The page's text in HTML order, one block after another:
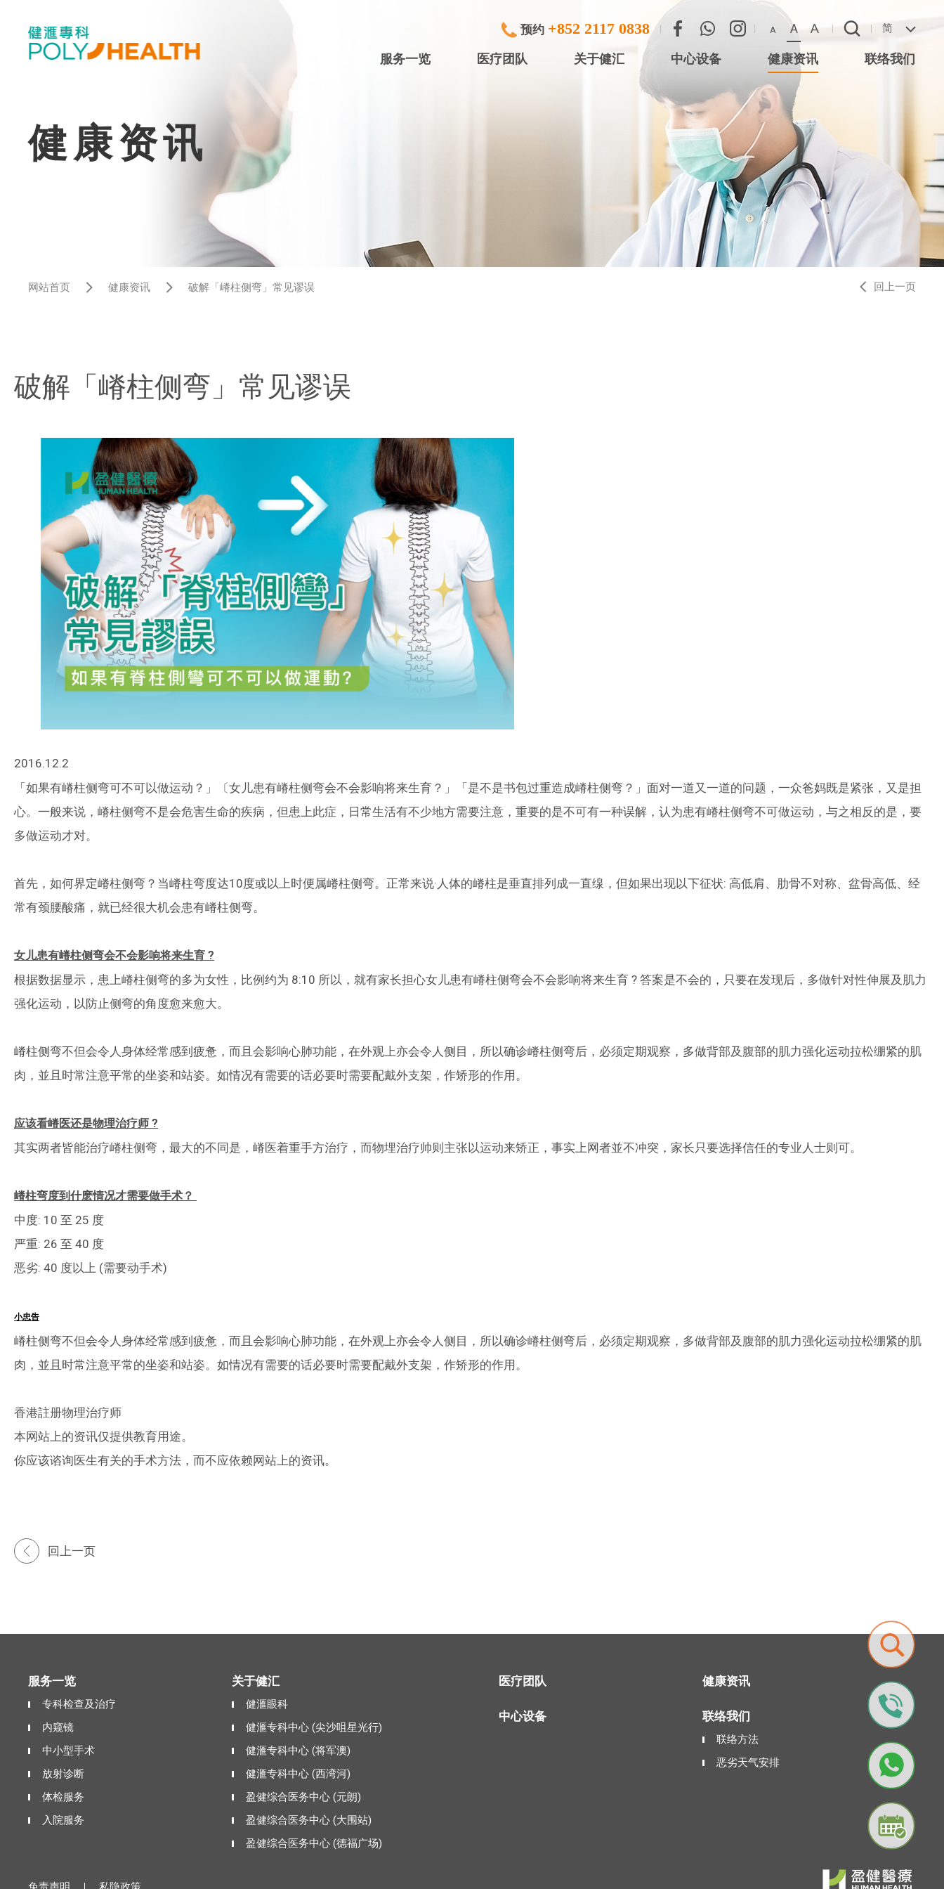
预约 +852 2117 0838 A A A 简
服务一览
入院服务
医疗团队 关于健汇
健滙专科中心 (尖沙咀星光
健滙专科中心 (将军澳)
健滙专科中心 (西湾河)
盈健综合医务中心 (元朗)
中心设备 健康资讯 联络我们
联络方法
恶劣天气安排
健康资讯
网站首页 健康资讯 破解「嵴柱侧弯」常见谬误 回上一页
破解「嵴柱侧弯」常见谬误
2016.12.2
「如果有嵴柱侧弯可不可以做运动？」〔女儿患有嵴柱侧弯会不会影响将来生育？」「是不是书包过重造成嵴柱侧弯？」面对一道又一道的问题，一众爸妈既是紧张，又是担
心。一般来说，嵴柱侧弯不是会危害生命的疾病，但患上此症，日常生活有不少地方需要注意，重要的是不可有一种误解，认为患有嵴柱侧弯不可做运动，与之相反的是，要
多做运动才对。
首先，如何界定嵴柱侧弯？当嵴柱弯度达10度或以上时便属嵴柱侧弯。正常来说·人体的嵴柱是垂直排列成一直缐，但如果出现以下征状: 高低肩、肋骨不对称、盆骨高低、经
常有颈腰酸痛，就已经很大机会患有嵴柱侧弯。
女儿患有嵴柱侧弯会不会影响将来生育 ?
根据数据显示，患上嵴柱侧弯的多为女性，比例约为 8:10 所以，就有家长担心女儿患有嵴柱侧弯会不会影响将来生育 ? 答案是不会的，只要在发现后，多做针对性伸展及肌力
强化运动，以防止侧弯的角度愈来愈大。
嵴柱侧弯不但会令人身体经常感到疲惫，而且会影响心肺功能，在外观上亦会令人侧目，所以确诊嵴柱侧弯后，必须定期观察，多做背部及腹部的肌力强化运动拉松绷紧的肌
肉，並且时常注意平常的坐姿和站姿。如情况有需要的话必要时需要配戴外支架，作矫形的作用。
应该看嵴医还是物理治疗师 ?
其实两者皆能治疗嵴柱侧弯，最大的不同是，嵴医着重手方治疗，而物埋治疗帅则主张以运动来矫正，事实上网者並不冲突，家长只要选择信任的专业人士则可。
嵴柱弯度到什麽情况才需要做手术？
中度: 10 至 25 度
严重: 26 至 40 度
恶劣: 40 度以上 (需要动手术)
小忠告
嵴柱侧弯不但会令人身体经常感到疲惫，而且会影响心肺功能，在外观上亦会令人侧目，所以确诊嵴柱侧弯后，必须定期观察，多做背部及腹部的肌力强化运动拉松绷紧的肌
肉，並且时常注意平常的坐姿和站姿。如情况有需要的话必要时需要配戴外支架，作矫形的作用。
香港註册物理治疗师
本网站上的资讯仅提供教育用途。
你应该谘询医生有关的手术方法，而不应依赖网站上的资讯。
回上一页
服务一览
专科检查及治疗
内窥镜
中小型手术
放射诊断
体检服务
入院服务
关于健汇
健滙眼科
健滙专科中心 (尖沙咀星光行)
健滙专科中心 (将军澳)
健滙专科中心 (西湾河)
盈健综合医务中心 (元朗)
盈健综合医务中心 (大围站)
盈健综合医务中心 (德福广场)
医疗团队
中心设备
健康资讯
联络我们
联络方法
恶劣天气安排